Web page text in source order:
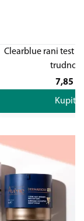
Clearblue rani test
7,85
Kupite